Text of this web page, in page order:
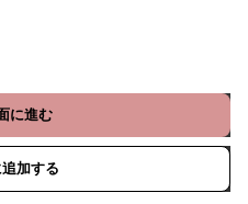
に進む
加する